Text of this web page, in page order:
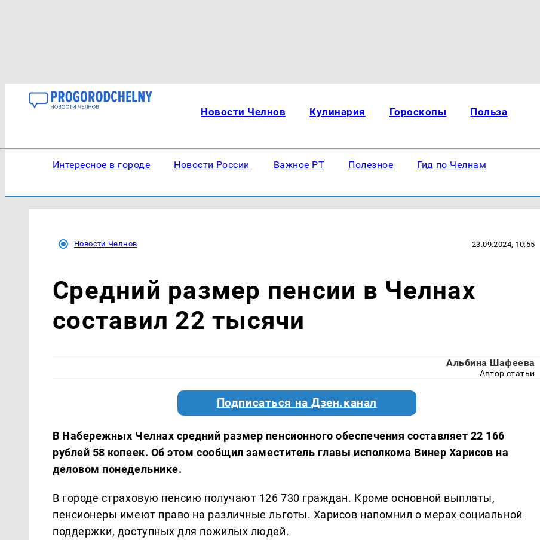
Новости Челнов Кулинария Гороскопы Польза
Интересное в городе Новости России Важное РТ Полезное Гид по Челнам
Новости Челнов 23.09.2024, 10:55
Средний размер пенсии в Челнах
составил 22 тысячи
Альбина Шафеева
Автор статьи
Подписаться на Дзен.канал
В Набережных Челнах средний размер пенсионного обеспечения составляет 22 166
рублей 58 копеек. Об этом сообщил заместитель главы исполкома Винер Харисов на
деловом понедельнике.
В городе страховую пенсию получают 126 730 граждан. Кроме основной выплаты,
пенсионеры имеют право на различные льготы. Харисов напомнил о мерах социальной
поддержки, доступных для пожилых людей.